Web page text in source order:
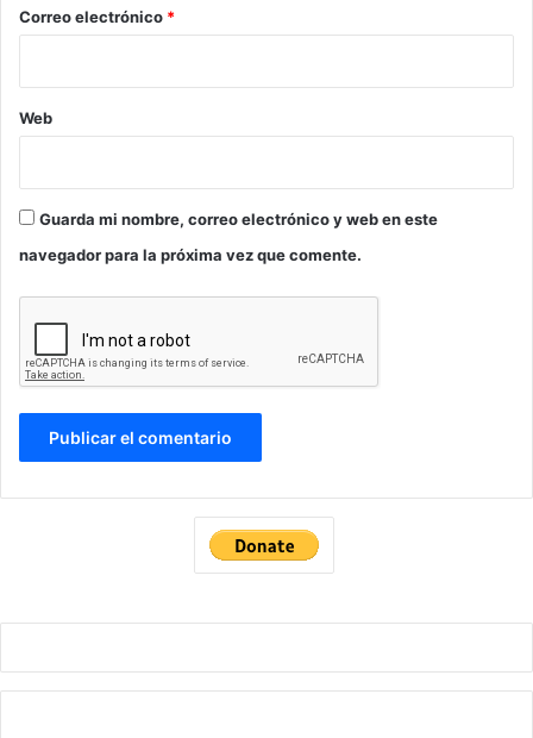
*
Correo electrónico *
Web
Guarda mi nombre, correo electrónico y web en este
navegador para la próxima vez que comente.